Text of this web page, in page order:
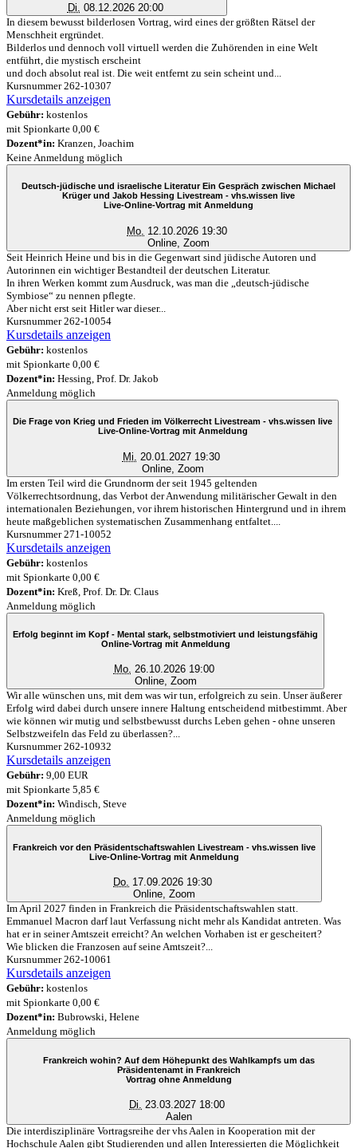
Di. 08.12.2026 20:00
In diesem bewusst bilderlosen Vortrag, wird eines der größten Rätsel der
Menschheit ergründet.
Bilderlos und dennoch voll virtuell werden die Zuhörenden in eine Welt
entführt, die mystisch erscheint
und doch absolut real ist. Die weit entfernt zu sein scheint und...
Kursnummer 262-10307
Kursdetails anzeigen
Gebühr: kostenlos
mit Spionkarte 0,00 €
Dozent*in: Kranzen, Joachim
Keine Anmeldung möglich
Deutsch-jüdische und israelische Literatur Ein Gespräch zwischen Michael
Krüger und Jakob Hessing Livestream - vhs.wissen live
Live-Online-Vortrag mit Anmeldung
Mo. 12.10.2026 19:30
Online, Zoom
Seit Heinrich Heine und bis in die Gegenwart sind jüdische Autoren und
Autorinnen ein wichtiger Bestandteil der deutschen Literatur.
In ihren Werken kommt zum Ausdruck, was man die „deutsch-jüdische
Symbiose“ zu nennen pflegte.
Aber nicht erst seit Hitler war dieser...
Kursnummer 262-10054
Kursdetails anzeigen
Gebühr: kostenlos
mit Spionkarte 0,00 €
Dozent*in: Hessing, Prof. Dr. Jakob
Anmeldung möglich
Die Frage von Krieg und Frieden im Völkerrecht Livestream - vhs.wissen live
Live-Online-Vortrag mit Anmeldung
Mi.
20.01.2027 19:30
Online, Zoom
Im ersten Teil wird die Grundnorm der seit 1945 geltenden
Völkerrechtsordnung, das Verbot der Anwendung militärischer Gewalt in den
internationalen Beziehungen, vor ihrem historischen Hintergrund und in ihrem
heute maßgeblichen systematischen Zusammenhang entfaltet....
Kursnummer 271-10052
Kursdetails anzeigen
Gebühr: kostenlos
mit Spionkarte 0,00 €
Dozent*in: Kreß, Prof. Dr. Dr. Claus
Anmeldung möglich
Erfolg beginnt im Kopf - Mental stark, selbstmotiviert und leistungsfähig
Online-Vortrag mit Anmeldung
Mo. 26.10.2026 19:00
Online, Zoom
Wir alle wünschen uns, mit dem was wir tun, erfolgreich zu sein. Unser äußerer
Erfolg wird dabei durch unsere innere Haltung entscheidend mitbestimmt. Aber
wie können wir mutig und selbstbewusst durchs Leben gehen - ohne unseren
Selbstzweifeln das Feld zu überlassen?...
Kursnummer 262-10932
Kursdetails anzeigen
Gebühr: 9,00 EUR
mit Spionkarte 5,85 €
Dozent*in: Windisch, Steve
Anmeldung möglich
Frankreich vor den Präsidentschaftswahlen Livestream - vhs.wissen live
Live-Online-Vortrag mit Anmeldung
Do. 17.09.2026 19:30
Online, Zoom
Im April 2027 finden in Frankreich die Präsidentschaftswahlen statt.
Emmanuel Macron darf laut Verfassung nicht mehr als Kandidat antreten. Was
hat er in seiner Amtszeit erreicht? An welchen Vorhaben ist er gescheitert?
Wie blicken die Franzosen auf seine Amtszeit?...
Kursnummer 262-10061
Kursdetails anzeigen
Gebühr: kostenlos
mit Spionkarte 0,00 €
Dozent*in: Bubrowski, Helene
Anmeldung möglich
Frankreich wohin? Auf dem Höhepunkt des Wahlkampfs um das
Präsidentenamt in Frankreich
Vortrag ohne Anmeldung
Di. 23.03.2027 18:00
Aalen
Die interdisziplinäre Vortragsreihe der vhs Aalen in Kooperation mit der
Hochschule Aalen gibt Studierenden und allen Interessierten die Möglichkeit